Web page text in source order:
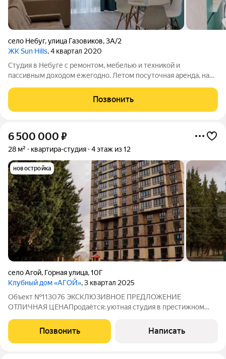
село Небуг,улица Газовиков,3А/2
ЖК Sun Hills, 4 квартал 2020
Студия в Небуге с ремонтом, мебелью и техникой и
пассивным доходом ежегодно. Летом посуточная аренда, на
собственник. Без обременений. Новый красивый комплекс. До
моря 20 минут. Один из
Позвонить
6 500 000 ₽
28 м² квартира-студия 4 этаж из 12
новостройка
село Агой, Горная улица,10Г
Клубный дом «АГОЙ», 3 квартал 2025
Объект №113076 ЭКСКЛЮЗИВНОЕ ПРЕДЛОЖЕНИЕ
ОТЛИЧНАЯ ЦЕНАПродаётся: уютная студия в престижном
всего в нескольких шагах от моря! Основные характеристики:
Площадь: 28 кв. м. Этаж: 3 из 12 Количество
Позвонить Написать